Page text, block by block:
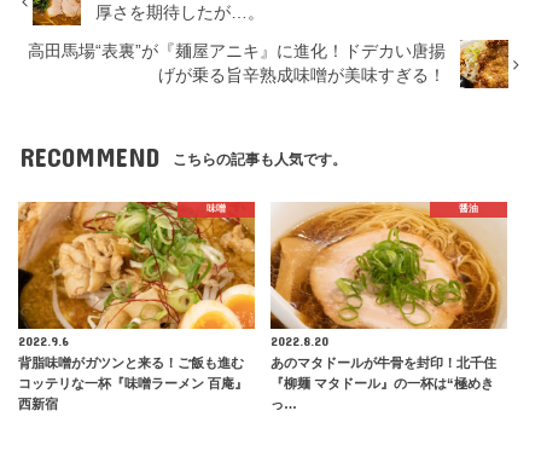
厚さを期待したが…。
高田馬場“表裏”が『麺屋アニキ』に進化！ドデカい唐揚
げが乗る旨辛熟成味噌が美味すぎる！
RECOMMEND こちらの記事も人気です。
味噌
2022.9.6
背脂味噌がガツンと来る！ご飯も進む
コッテリな一杯『味噌ラーメン 百庵』
西新宿
醤油
2022.8.20
あのマタドールが牛骨を封印！北千住
『柳麺 マタドール』の一杯は“極めき
っ…